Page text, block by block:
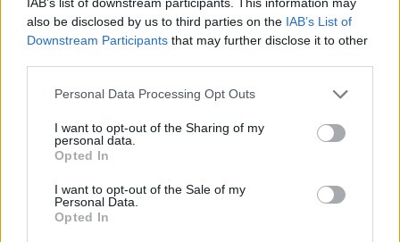
also be disclosed by us to third parties on the IAB’s List of
Downstream Participants that may further disclose it to other
Please note that this website/app uses one or more Google
not limited to your visit or usage behaviour. You may click to
grant or deny consent to Google and its third-party tags to
use your data for below specified purposes in below Google
consent section.
Personal Data Processing Opt Outs
I want to opt-out of the Sharing of my
personal data.
Opted In
I want to opt-out of the Sale of my
Personal Data.
Opted In